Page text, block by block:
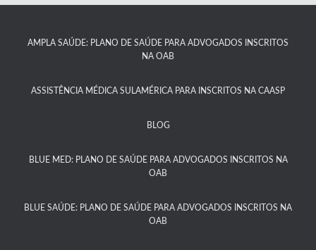
AMPLA SAÚDE: PLANO DE SAÚDE PARA ADVOGADOS INSCRITOS
NA OAB
ASSISTÊNCIA MÉDICA SULAMÉRICA PARA INSCRITOS NA CAASP​
BLOG
BLUE MED: PLANO DE SAÚDE PARA ADVOGADOS INSCRITOS NA
OAB
BLUE SAÚDE: PLANO DE SAÚDE PARA ADVOGADOS INSCRITOS NA
OAB​